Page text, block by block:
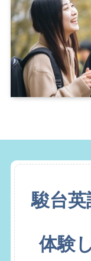
駿台英
体験